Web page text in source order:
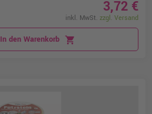
3,72 €
inkl. MwSt. zzgl. Versand
In den Warenkorb shopping_cart